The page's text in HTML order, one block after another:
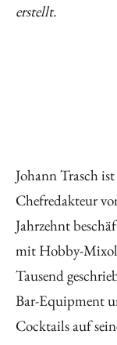
erstellt.
Johann Trasch
Chefredakteur
Jahrzehnt
mit Hobby-
Tausend
Bar-Equipment
Cocktails auf